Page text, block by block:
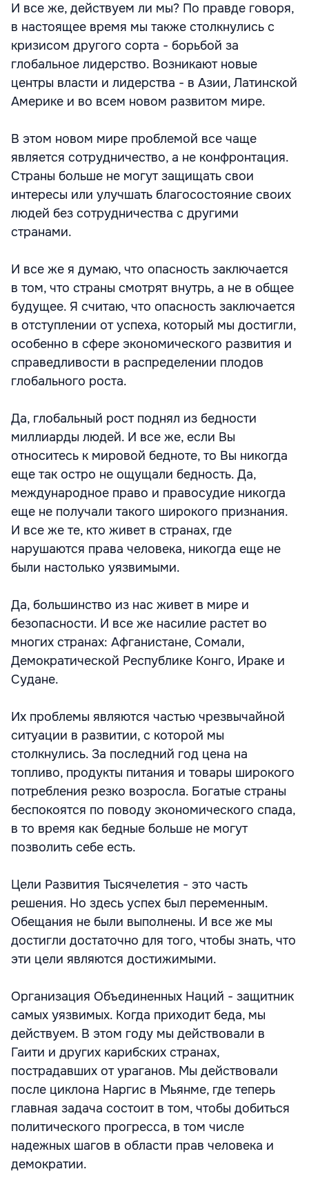
И все же, действуем ли мы? По правде говоря,
в настоящее время мы также столкнулись с
кризисом другого сорта - борьбой за
глобальное лидерство. Возникают новые
центры власти и лидерства - в Азии, Латинской
Америке и во всем новом развитом мире.
В этом новом мире проблемой все чаще
является сотрудничество, а не конфронтация.
Страны больше не могут защищать свои
интересы или улучшать благосостояние своих
людей без сотрудничества с другими
странами.
И все же я думаю, что опасность заключается
в том, что страны смотрят внутрь, а не в общее
будущее. Я считаю, что опасность заключается
в отступлении от успеха, который мы достигли,
особенно в сфере экономического развития и
справедливости в распределении плодов
глобального роста.
Да, глобальный рост поднял из бедности
миллиарды людей. И все же, если Вы
относитесь к мировой бедноте, то Вы никогда
еще так остро не ощущали бедность. Да,
международное право и правосудие никогда
еще не получали такого широкого признания.
И все же те, кто живет в странах, где
нарушаются права человека, никогда еще не
были настолько уязвимыми.
Да, большинство из нас живет в мире и
безопасности. И все же насилие растет во
многих странах: Афганистане, Сомали,
Демократической Республике Конго, Ираке и
Судане.
Их проблемы являются частью чрезвычайной
ситуации в развитии, с которой мы
столкнулись. За последний год цена на
топливо, продукты питания и товары широкого
потребления резко возросла. Богатые страны
беспокоятся по поводу экономического спада,
в то время как бедные больше не могут
позволить себе есть.
Цели Развития Тысячелетия - это часть
решения. Но здесь успех был переменным.
Обещания не были выполнены. И все же мы
достигли достаточно для того, чтобы знать, что
эти цели являются достижимыми.
Организация Объединенных Наций - защитник
самых уязвимых. Когда приходит беда, мы
действуем. В этом году мы действовали в
Гаити и других карибских странах,
пострадавших от ураганов. Мы действовали
после циклона Наргис в Мьянме, где теперь
главная задача состоит в том, чтобы добиться
политического прогресса, в том числе
надежных шагов в области прав человека и
демократии.